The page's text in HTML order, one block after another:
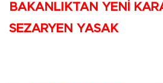
BAKANLIKTAN YENİ
SEZARYEN YASAK